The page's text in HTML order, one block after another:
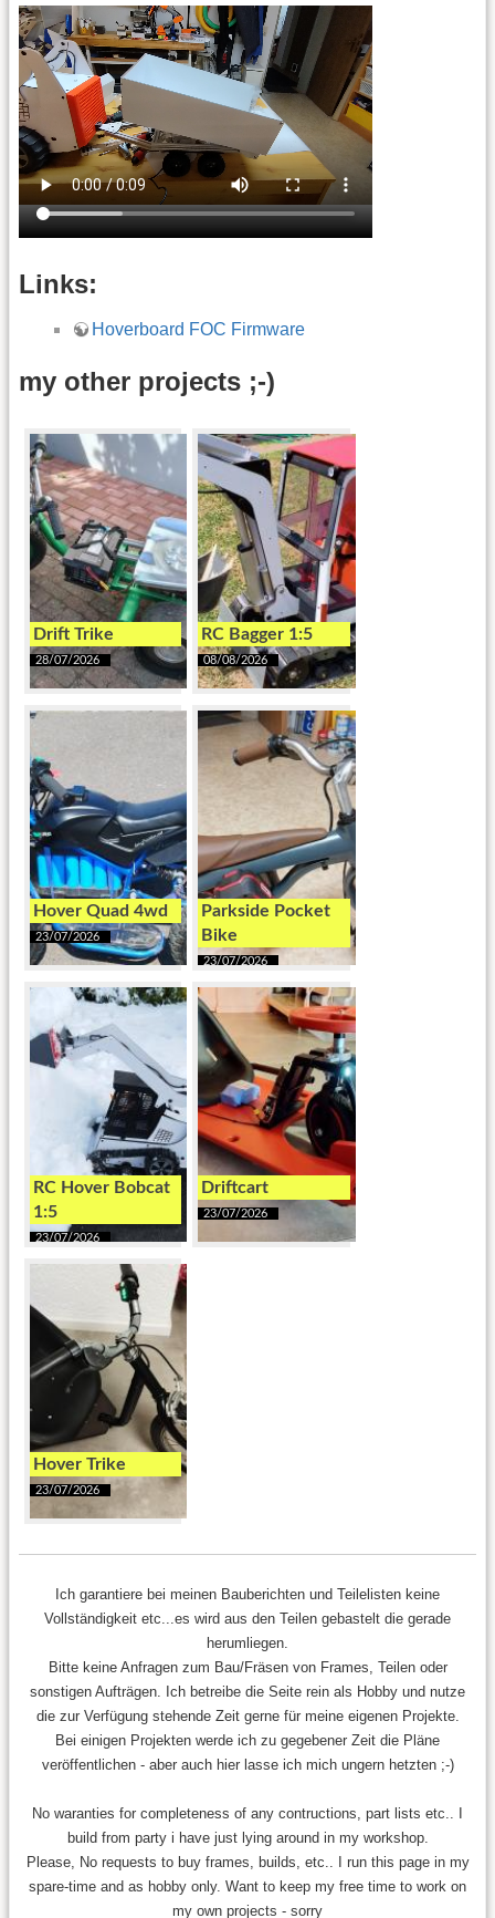
Links:
Hoverboard FOC Firmware
my other projects ;-)
Drift Trike
28/07/2026
RC Bagger 1:5
08/08/2026
Hover Quad 4wd
23/07/2026
Parkside Pocket
Bike
23/07/2026
RC Hover Bobcat
1:5
23/07/2026
Driftcart
23/07/2026
Hover Trike
23/07/2026
Ich garantiere bei meinen Bauberichten und Teilelisten keine
Vollständigkeit etc...es wird aus den Teilen gebastelt die gerade
herumliegen.
Bitte keine Anfragen zum Bau/Fräsen von Frames, Teilen oder
sonstigen Aufträgen. Ich betreibe die Seite rein als Hobby und nutze
die zur Verfügung stehende Zeit gerne für meine eigenen Projekte.
Bei einigen Projekten werde ich zu gegebener Zeit die Pläne
veröffentlichen - aber auch hier lasse ich mich ungern hetzten ;-)
No waranties for completeness of any contructions, part lists etc.. I
build from party i have just lying around in my workshop.
Please, No requests to buy frames, builds, etc.. I run this page in my
spare-time and as hobby only. Want to keep my free time to work on
my own projects - sorry